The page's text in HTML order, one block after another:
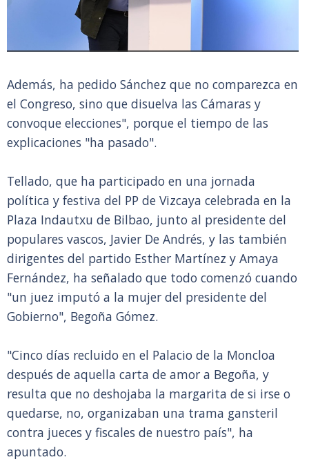
Además, ha pedido Sánchez que no comparezca en
el Congreso, sino que disuelva las Cámaras y
convoque elecciones", porque el tiempo de las
explicaciones "ha pasado".
Tellado, que ha participado en una jornada
política y festiva del PP de Vizcaya celebrada en la
Plaza Indautxu de Bilbao, junto al presidente del
populares vascos, Javier De Andrés, y las también
dirigentes del partido Esther Martínez y Amaya
Fernández, ha señalado que todo comenzó cuando
"un juez imputó a la mujer del presidente del
Gobierno", Begoña Gómez.
"Cinco días recluido en el Palacio de la Moncloa
después de aquella carta de amor a Begoña, y
resulta que no deshojaba la margarita de si irse o
quedarse, no, organizaban una trama gansteril
contra jueces y fiscales de nuestro país", ha
apuntado.